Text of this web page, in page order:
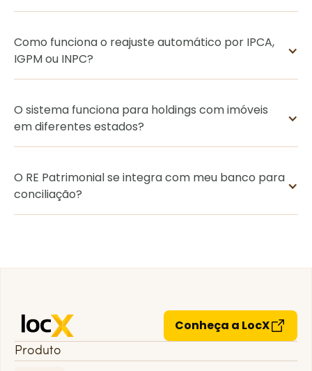
Como funciona o reajuste automático por IPCA,
IGPM ou INPC?
O sistema funciona para holdings com imóveis
em diferentes estados?
O RE Patrimonial se integra com meu banco para
conciliação?
Conheça a LocX
Produto